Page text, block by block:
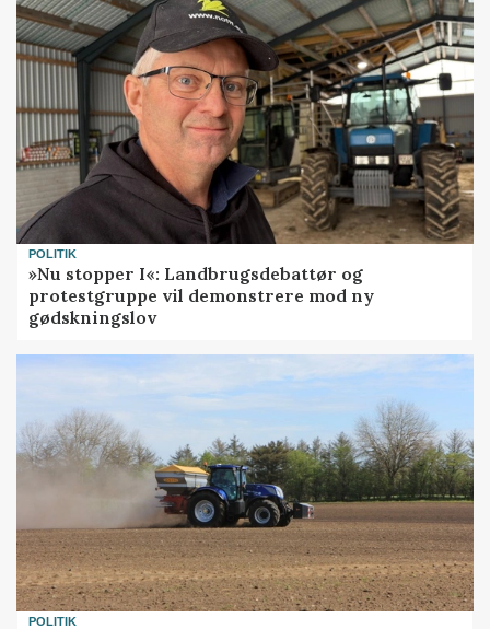
POLITIK
»Nu stopper I«: Landbrugsdebattør og
protestgruppe vil demonstrere mod ny
gødskningslov
POLITIK